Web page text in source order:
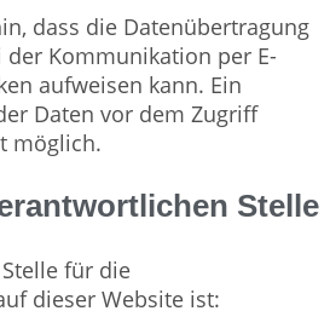
dass die Datenübertragung
der Kommunikation per E-
aufweisen kann. Ein
Daten vor dem Zugriff
möglich.
Stelle
für die
dieser Website ist: